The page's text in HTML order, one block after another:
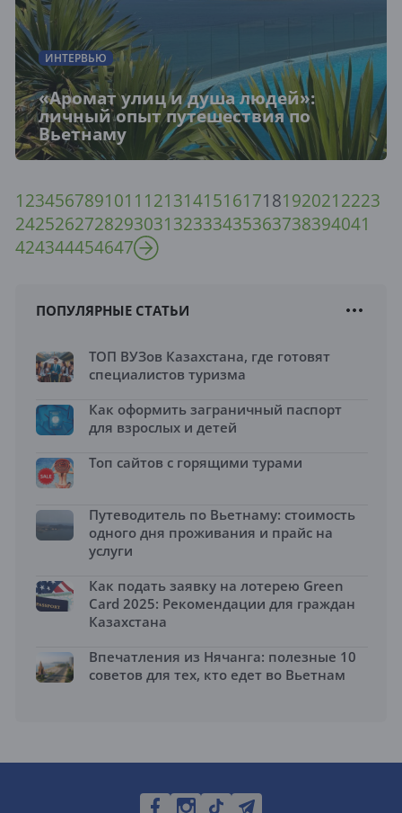
ИНТЕРВЬЮ
«Аромат улиц и душа людей»:
личный опыт путешествия по
Вьетнаму
1234567891011 121314151617181920212223
242526272829303132333435363738394041
424344454647
ПОПУЛЯРНЫЕ СТАТЬИ
ТОП ВУЗов Казахстана, где готовят
специалистов туризма
Как оформить заграничный паспорт
для взрослых и детей
Топ сайтов с горящими турами
Путеводитель по Вьетнаму: стоимость
одного дня проживания и прайс на
услуги
Как подать заявку на лотерею Green
Card 2025: Рекомендации для граждан
Казахстана
Впечатления из Нячанга: полезные 10
советов для тех, кто едет во Вьетнам